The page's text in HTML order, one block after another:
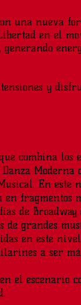
una nueva
en el
generando
y
combina los
Moderna
En este
en fragmentos
de Broadway
de grandes
en este
a ser
el escenario